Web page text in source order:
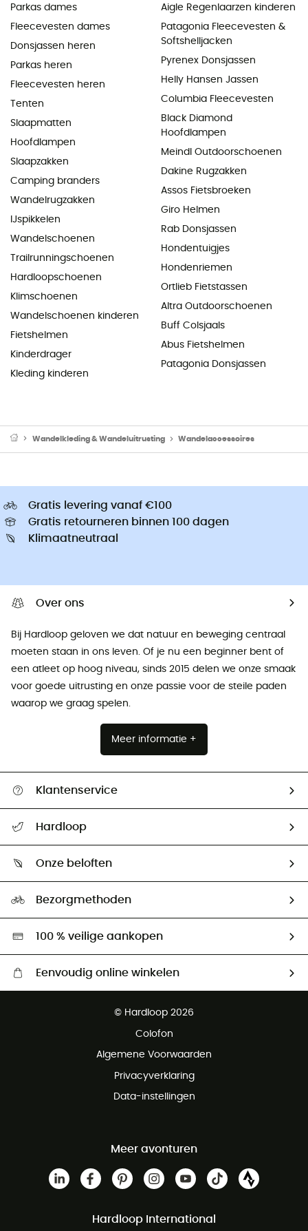
Parkas dames
Fleecevesten dames
Donsjassen heren
Parkas heren
Fleecevesten heren
Tenten
Slaapmatten
Hoofdlampen
Slaapzakken
Camping branders
Wandelrugzakken
IJspikkelen
Wandelschoenen
Trailrunningschoenen
Hardloopschoenen
Klimschoenen
Wandelschoenen kinderen
Fietshelmen
Kinderdrager
Kleding kinderen
Aigle Regenlaarzen kinderen
Patagonia Fleecevesten &
Softshelljacken
Pyrenex Donsjassen
Helly Hansen Jassen
Columbia Fleecevesten
Black Diamond
Hoofdlampen
Meindl Outdoorschoenen
Dakine Rugzakken
Assos Fietsbroeken
Giro Helmen
Rab Donsjassen
Hondentuigjes
Hondenriemen
Ortlieb Fietstassen
Altra Outdoorschoenen
Buff Colsjaals
Abus Fietshelmen
Patagonia Donsjassen
Wandelkleding & Wandeluitrusting Wandelaccessoires
Gratis levering vanaf €100
Gratis retourneren binnen 100 dagen
Klimaatneutraal
Over ons
Bij Hardloop geloven we dat natuur en beweging centraal
moeten staan ​​in ons leven. Of je nu een beginner bent of
een atleet op hoog niveau, sinds 2015 delen we onze smaak
voor goede uitrusting en onze passie voor de steile paden
waarop we graag spelen.
Meer informatie +
Klantenservice
Retourzendingen & Terugbetalingen
Hardloop
Ambassadeurs
Onze beloften
Hardgreen
Bezorgmethoden
100 % veilige aankopen
Eenvoudig online winkelen
Gratis retourneren binnen 100 dagen
© Hardloop 2026
Colofon
Algemene Voorwaarden
Privacyverklaring
Data-instellingen
Meer avonturen
Hardloop International